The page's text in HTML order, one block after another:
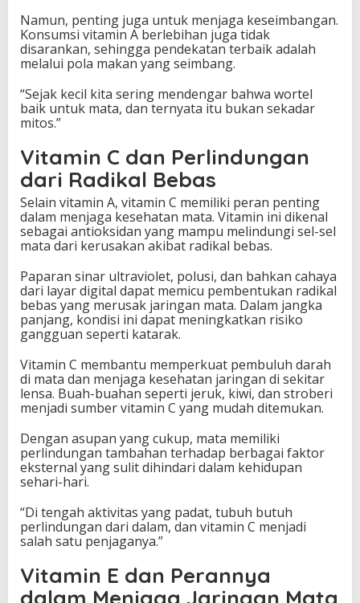
Namun, penting juga untuk menjaga keseimbangan.
Konsumsi vitamin A berlebihan juga tidak
disarankan, sehingga pendekatan terbaik adalah
melalui pola makan yang seimbang.
“Sejak kecil kita sering mendengar bahwa wortel
baik untuk mata, dan ternyata itu bukan sekadar
mitos.”
Vitamin C dan Perlindungan
dari Radikal Bebas
Selain vitamin A, vitamin C memiliki peran penting
dalam menjaga kesehatan mata. Vitamin ini dikenal
sebagai antioksidan yang mampu melindungi sel-sel
mata dari kerusakan akibat radikal bebas.
Paparan sinar ultraviolet, polusi, dan bahkan cahaya
dari layar digital dapat memicu pembentukan radikal
bebas yang merusak jaringan mata. Dalam jangka
panjang, kondisi ini dapat meningkatkan risiko
gangguan seperti katarak.
Vitamin C membantu memperkuat pembuluh darah
di mata dan menjaga kesehatan jaringan di sekitar
lensa. Buah-buahan seperti jeruk, kiwi, dan stroberi
menjadi sumber vitamin C yang mudah ditemukan.
Dengan asupan yang cukup, mata memiliki
perlindungan tambahan terhadap berbagai faktor
eksternal yang sulit dihindari dalam kehidupan
sehari-hari.
“Di tengah aktivitas yang padat, tubuh butuh
perlindungan dari dalam, dan vitamin C menjadi
salah satu penjaganya.”
Vitamin E dan Perannya